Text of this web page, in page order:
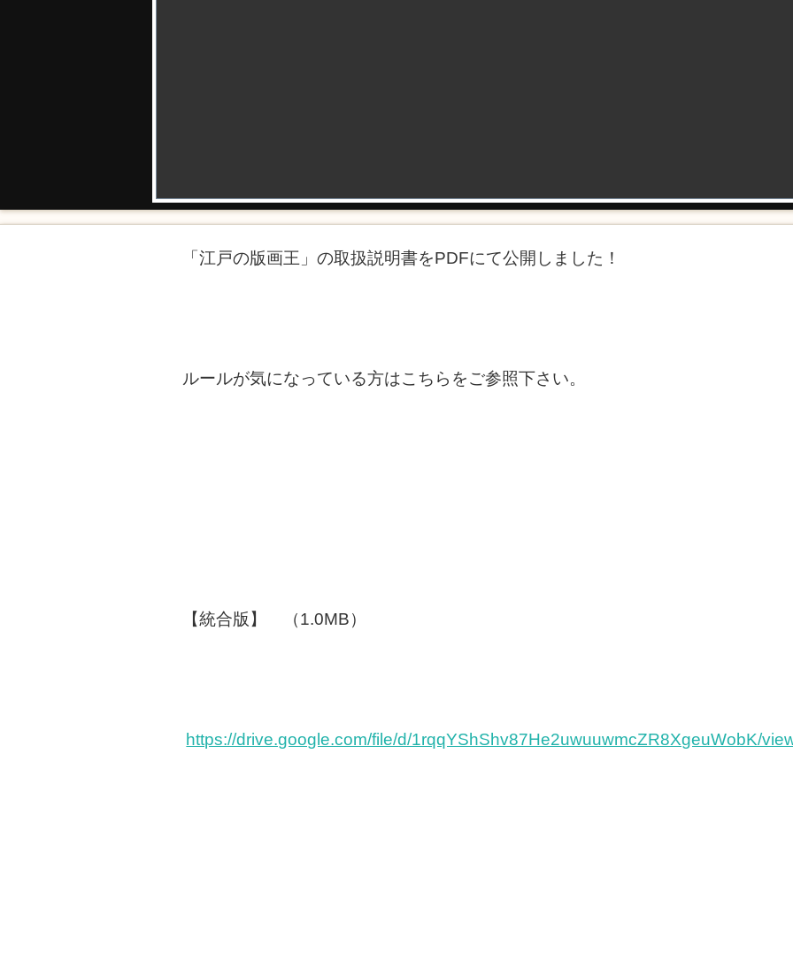
「江戸の版画王」の取扱説明書をPDFにて公開しました！
ルールが気になっている方はこちらをご参照下さい。
【統合版】 （1.0MB）
https://drive.google.com/file/d/1rqqYShShv87He2uwuuwmcZR8XgeuWobK/